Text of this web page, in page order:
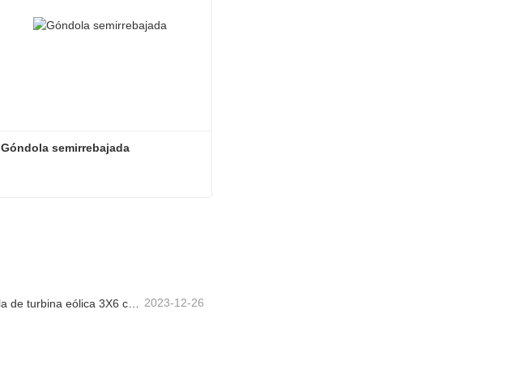
Góndola semirrebajada
1. Adaptador de pala de turbina eólica 3X6 con remolque modular 2023-12-26